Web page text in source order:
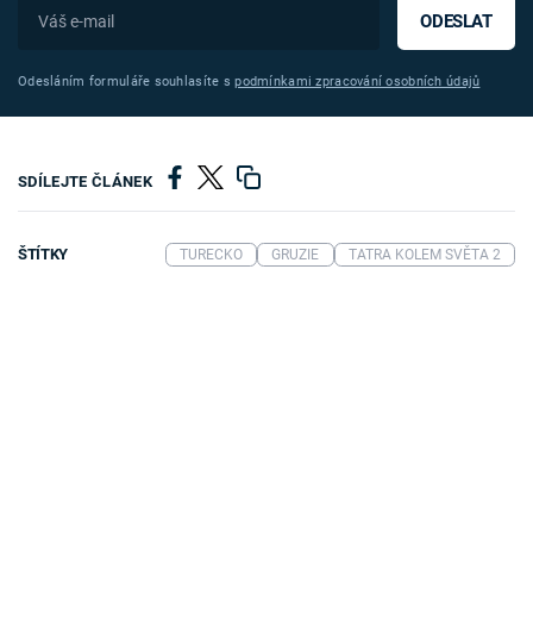
ODESLAT
Odesláním formuláře souhlasíte spodmínkami zpracování osobních údajů
SDÍLEJTE ČLÁNEK
ŠTÍTKY TURECKO GRUZIE TATRA KOLEM SVĚTA 2